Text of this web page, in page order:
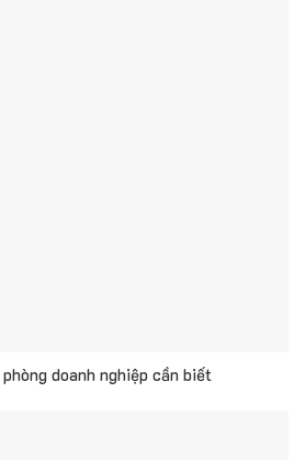
doanh nghiệp cần biết